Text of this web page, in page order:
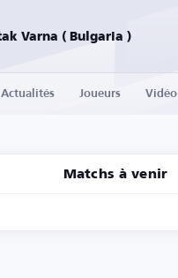
Spartak Varna ( Bulgaria )
Actualités Joueurs Vidéo
Matchs à venir